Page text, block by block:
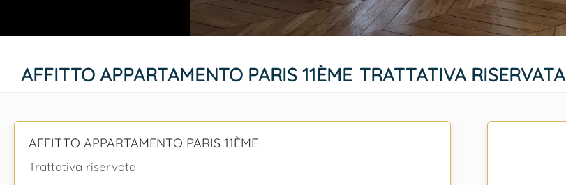
AFFITTO APPARTAMENTO PARIS 11ÈME TRATTATIVA RISERVATA
AFFITTO APPARTAMENTO PARIS 11ÈME
Trattativa riservata